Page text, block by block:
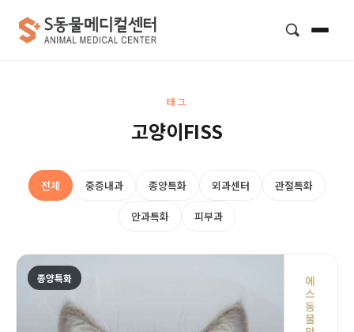
태그
고양이FISS
전체 중증내과 종양특화 외과센터 관절특화
안과특화 피부과
종양특화